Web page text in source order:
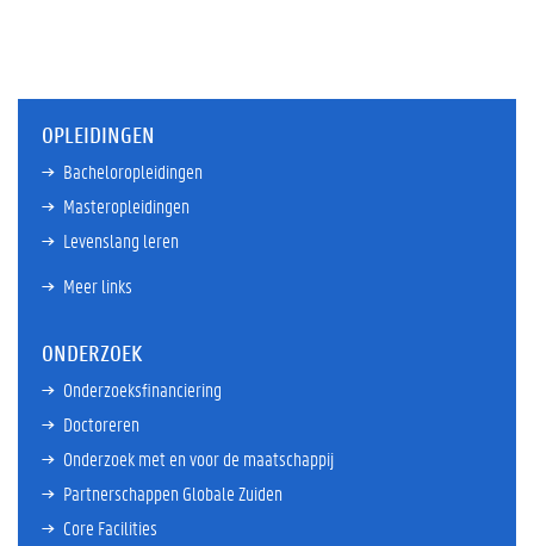
OPLEIDINGEN
Bacheloropleidingen
Masteropleidingen
Levenslang leren
Meer links
ONDERZOEK
Onderzoeksfinanciering
Doctoreren
Onderzoek met en voor de maatschappij
Partnerschappen Globale Zuiden
Core Facilities